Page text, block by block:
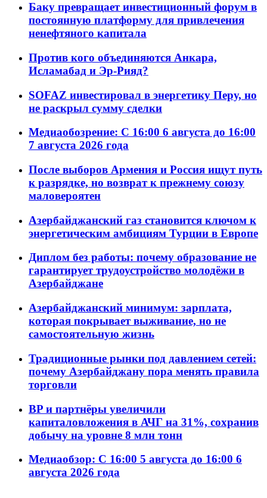
Баку превращает инвестиционный форум в
постоянную платформу для привлечения
ненефтяного капитала
Против кого объединяются Анкара,
Исламабад и Эр-Рияд?
SOFAZ инвестировал в энергетику Перу, но
не раскрыл сумму сделки
Медиаобозрение: С 16:00 6 августа до 16:00
7 августа 2026 года
После выборов Армения и Россия ищут путь
к разрядке, но возврат к прежнему союзу
маловероятен
Азербайджанский газ становится ключом к
энергетическим амбициям Турции в Европе
Диплом без работы: почему образование не
гарантирует трудоустройство молодёжи в
Азербайджане
Азербайджанский минимум: зарплата,
которая покрывает выживание, но не
самостоятельную жизнь
Традиционные рынки под давлением сетей:
почему Азербайджану пора менять правила
торговли
BP и партнёры увеличили
капиталовложения в АЧГ на 31%, сохранив
добычу на уровне 8 млн тонн
Медиаобзор: С 16:00 5 августа до 16:00 6
августа 2026 года